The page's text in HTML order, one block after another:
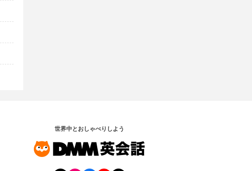
世界中とおしゃべりしよう